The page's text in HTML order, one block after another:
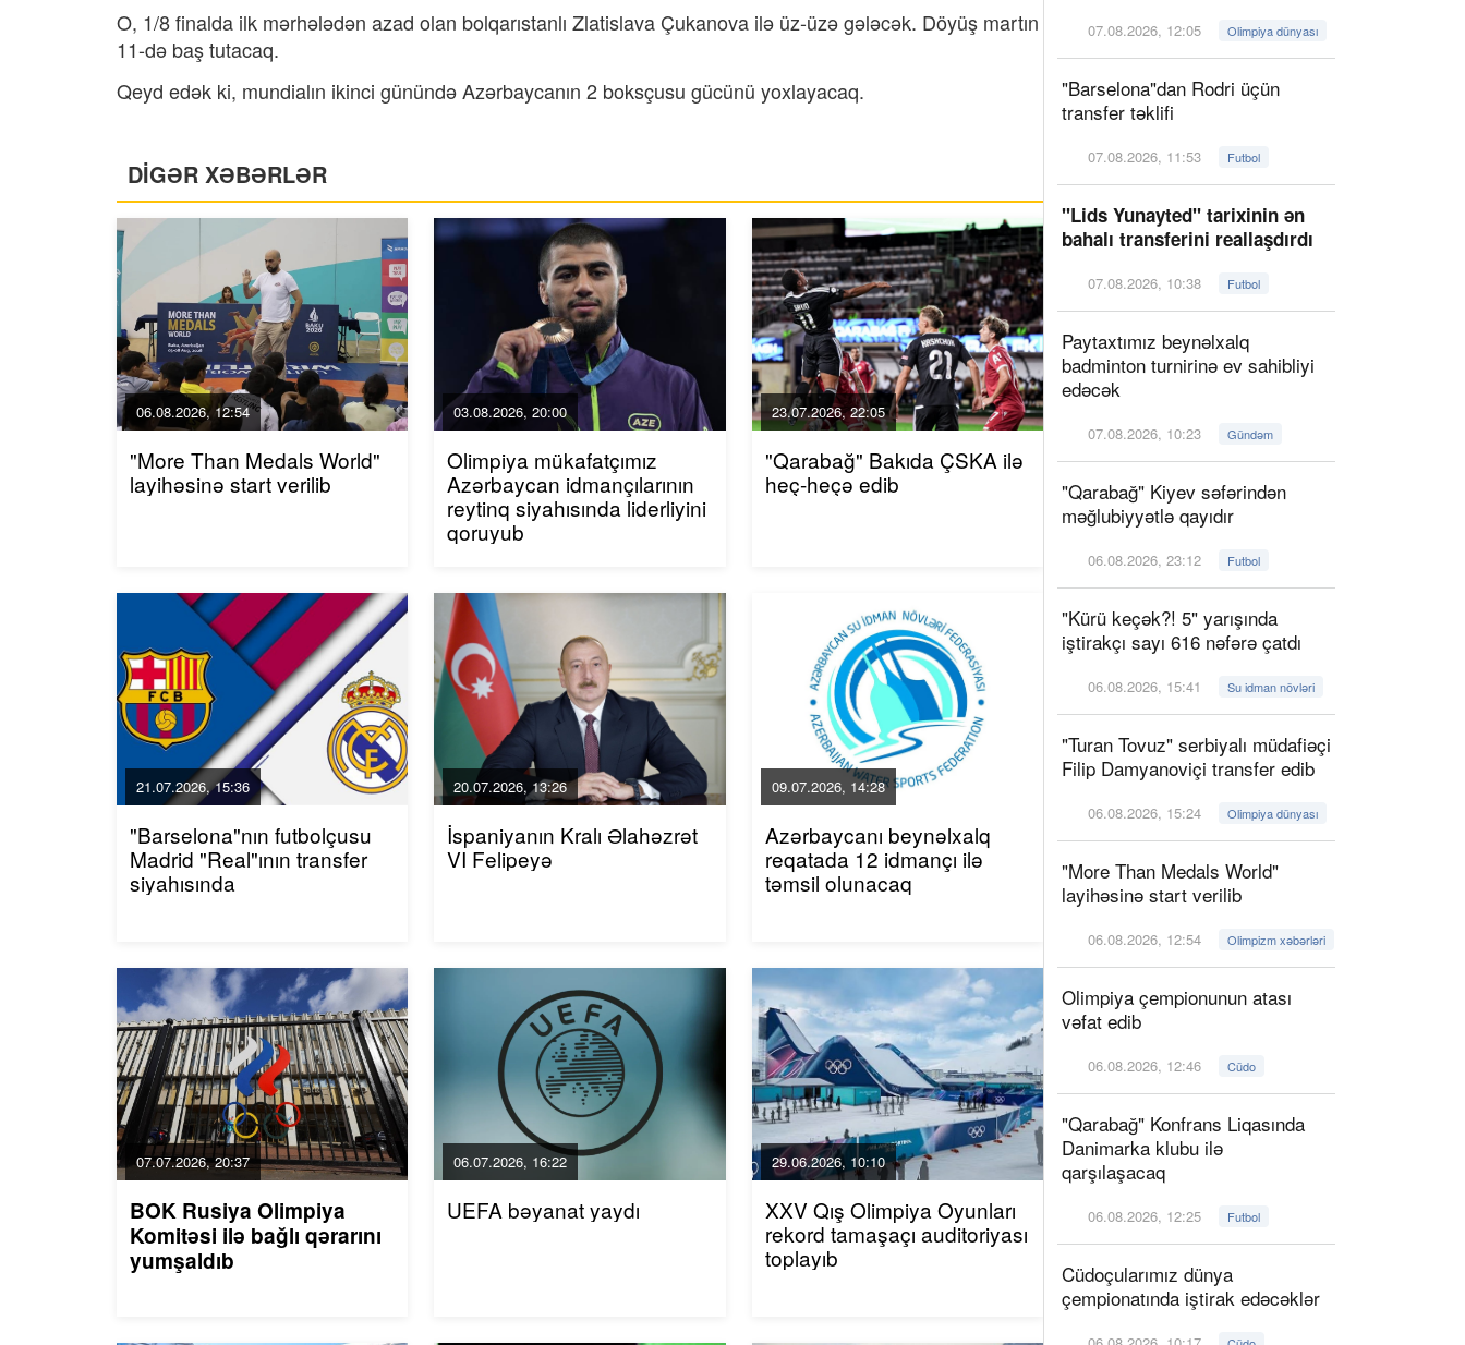
O, 1/8 finalda ilk mərhələdən azad olan bolqarıstanlı Zlatislava Çukanova ilə üz-üzə gələcək. Döyüş martın
11-də baş tutacaq.
Qeyd edək ki, mundialın ikinci günündə Azərbaycanın 2 boksçusu gücünü yoxlayacaq.
DİGƏR XƏBƏRLƏR
06.08.2026, 12:54
"More Than Medals World"
layihəsinə start verilib
03.08.2026, 20:00
Olimpiya mükafatçımız
Azərbaycan idmançılarının
reytinq siyahısında liderliyini
qoruyub
23.07.2026, 22:05
"Qarabağ" Bakıda ÇSKA ilə
heç-heçə edib
21.07.2026, 15:36
"Barselona"nın futbolçusu
Madrid "Real"ının transfer
siyahısında
20.07.2026, 13:26
İspaniyanın Kralı Əlahəzrət
VI Felipeyə
09.07.2026, 14:28
Azərbaycanı beynəlxalq
reqatada 12 idmançı ilə
təmsil olunacaq
07.07.2026, 20:37
BOK Rusiya Olimpiya
Komitəsi ilə bağlı qərarını
yumşaldıb
06.07.2026, 16:22
UEFA bəyanat yaydı
29.06.2026, 10:10
XXV Qış Olimpiya Oyunları
rekord tamaşaçı auditoriyası
toplayıb
07.08.2026, 12:05 Olimpiya dünyası
"Barselona"dan Rodri üçün
transfer təklifi
07.08.2026, 11:53 Futbol
"Lids Yunayted" tarixinin ən
bahalı transferini reallaşdırdı
07.08.2026, 10:38 Futbol
Paytaxtımız beynəlxalq
badminton turnirinə ev sahibliyi
edəcək
07.08.2026, 10:23 Gündəm
"Qarabağ" Kiyev səfərindən
məğlubiyyətlə qayıdır
06.08.2026, 23:12 Futbol
"Kürü keçək?! 5" yarışında
iştirakçı sayı 616 nəfərə çatdı
06.08.2026, 15:41 Su idman növləri
"Turan Tovuz" serbiyalı müdafiəçi
Filip Damyanoviçi transfer edib
06.08.2026, 15:24 Olimpiya dünyası
"More Than Medals World"
layihəsinə start verilib
06.08.2026, 12:54 Olimpizm xəbərləri
Olimpiya çempionunun atası
vəfat edib
06.08.2026, 12:46 Cüdo
"Qarabağ" Konfrans Liqasında
Danimarka klubu ilə
qarşılaşacaq
06.08.2026, 12:25 Futbol
Cüdoçularımız dünya
çempionatında iştirak edəcəklər